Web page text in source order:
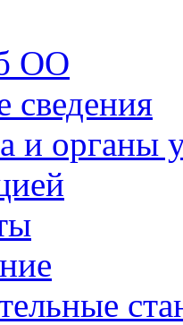
ОО
сведения
и органы